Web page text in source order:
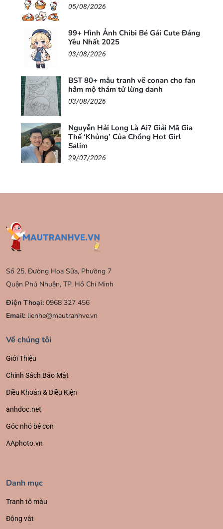
05/08/2026
99+ Hình Ảnh Chibi Bé Gái Cute Đáng
Yêu Nhất 2025
03/08/2026
BST 80+ mẫu tranh vẽ conan cho fan
hâm mộ thám tử lừng danh
03/08/2026
Nguyễn Hải Long Là Ai? Giải Mã Gia
Thế ‘Khủng’ Của Chồng Hot Girl
Salim
29/07/2026
Số 25, Đường Hoa Sữa, Phường 7
Quận Phú Nhuận, TP. Hồ Chí Minh
Điện Thoại: 0968 327 456
Email: lienhe@mautranhve.vn
Về chúng tôi
Giới Thiệu
Chính Sách Bảo Mật
Điều Khoản & Điều Kiện
anhdoc.net
Góc nhỏ bé con
AAphoto.vn
Danh mục
Tranh tô màu
Động vật